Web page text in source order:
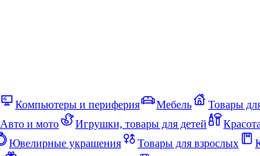
Компьютеры и периферия Мебель Товары
Авто и мото Игрушки, товары для детей
Ювелирные украшения Товары для взрослых